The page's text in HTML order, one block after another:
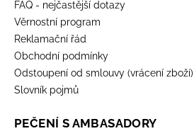
FAQ - nejčastější dotazy
Věrnostní program
Reklamační řád
Obchodní podmínky
Odstoupení od smlouvy (vrácení zboží)
Slovník pojmů
PEČENÍ S AMBASADORY